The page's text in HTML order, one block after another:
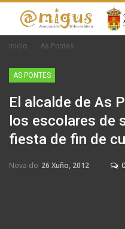
Inicio As Pontes
AS PONTES
El alcalde de As
los escolares de
fiesta de fin de
Nova do 26 Xuño, 2012 0